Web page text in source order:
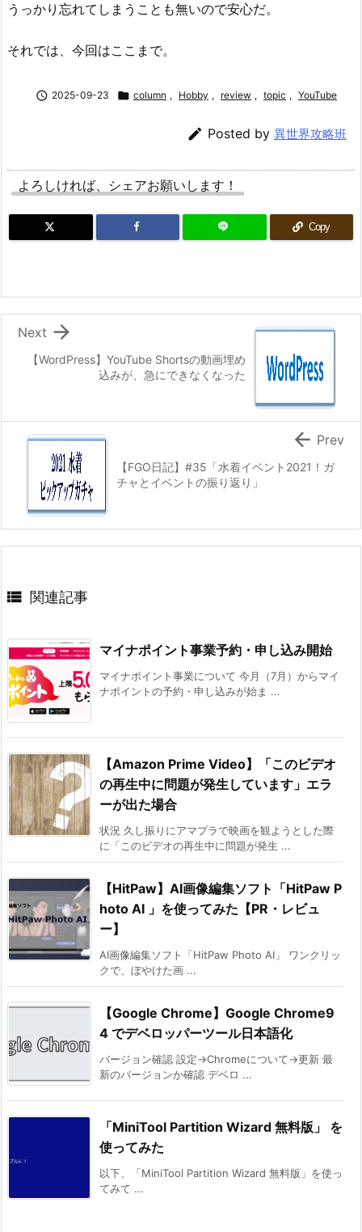
うっかり忘れてしまうことも無いので安心だ。
それでは、今回はここまで。
 2025-09-23  column , Hobby , review , topic , YouTube
 Posted by 異世界攻略班
よろしければ、シェアお願いします！
Copy
【WordPress】YouTube Shortsの動画埋め
込みが、急にできなくなった

Next
【FGO日記】#35「水着イベント2021！ガ
チャとイベントの振り返り」
 Prev
 関連記事
マイナポイント事業予約・申し込み開始
マイナポイント事業について 今月（7月）からマイ
ナポイントの予約・申し込みが始ま ...
【Amazon Prime Video】「このビデオ
の再生中に問題が発生しています」エラ
ーが出た場合
状況 久し振りにアマプラで映画を観ようとした際
に「このビデオの再生中に問題が発生 ...
【HitPaw】AI画像編集ソフト「HitPaw P
hoto AI 」を使ってみた【PR・レビュ
ー】
AI画像編集ソフト「HitPaw Photo AI」 ワンクリッ
クで、ぼやけた画 ...
【Google Chrome】Google Chrome9
4 でデベロッパーツール日本語化
バージョン確認 設定→Chromeについて→更新 最
新のバージョンか確認 デベロ ...
「MiniTool Partition Wizard 無料版」 を
使ってみた
以下、「MiniTool Partition Wizard 無料版」を使っ
てみて ...